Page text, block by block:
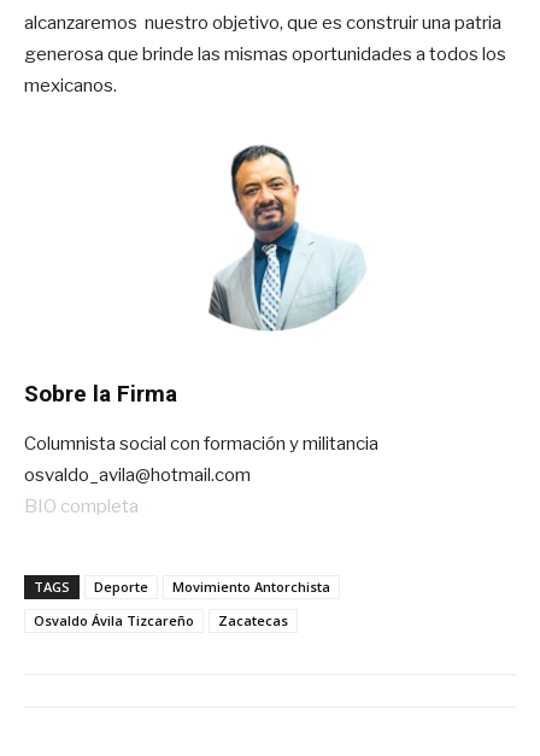
alcanzaremos nuestro objetivo, que es construir una patria
generosa que brinde las mismas oportunidades a todos los
mexicanos.
Sobre la Firma
Columnista social con formación y militancia
osvaldo_avila@hotmail.com
BIO completa
TAGS Deporte
Movimiento Antorchista
Osvaldo Ávila Tizcareño
Zacatecas